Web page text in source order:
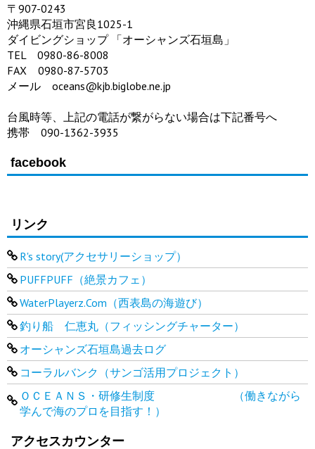
〒907-0243
沖縄県石垣市宮良1025-1
ダイビングショップ 「オーシャンズ石垣島」
TEL 0980-86-8008
FAX 0980-87-5703
メール oceans@kjb.biglobe.ne.jp
台風時等、上記の電話が繋がらない場合は下記番号へ
携帯 090-1362-3935
facebook
リンク
R's story(アクセサリーショップ）
PUFFPUFF（絶景カフェ）
WaterPlayerz.Com（西表島の海遊び）
釣り船 仁恵丸（フィッシングチャーター）
オーシャンズ石垣島過去ログ
コーラルバンク（サンゴ活用プロジェクト）
ＯＣＥＡＮＳ・研修生制度 （働きながら
学んで海のプロを目指す！）
アクセスカウンター